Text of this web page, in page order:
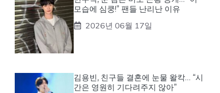
모습에 심쿵!” 팬들 난리난 이유
2026년 06월 17일
김용빈, 친구들 결혼에 눈물 왈칵… “시
간은 영원히 기다려주지 않아”